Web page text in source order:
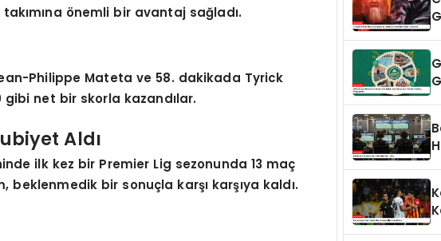
önemli bir avantaj sağladı.
Philippe Mateta ve 58. dakikada Tyrick
gibi net bir skorla kazandılar.
Aldı
ilk kez bir Premier Lig sezonunda 13 maç
bir sonuçla karşı karşıya kaldı.